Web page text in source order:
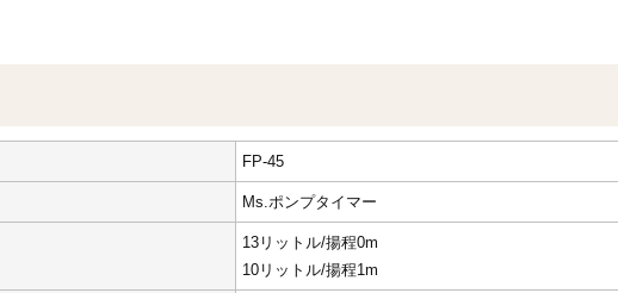
FP-45
Ms.ポンプタイマー
13リットル/揚程0m
10リットル/揚程1m